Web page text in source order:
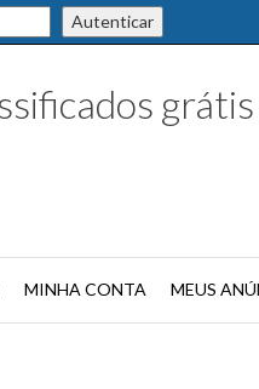
Autenticar
MINHA CONTA MEUS